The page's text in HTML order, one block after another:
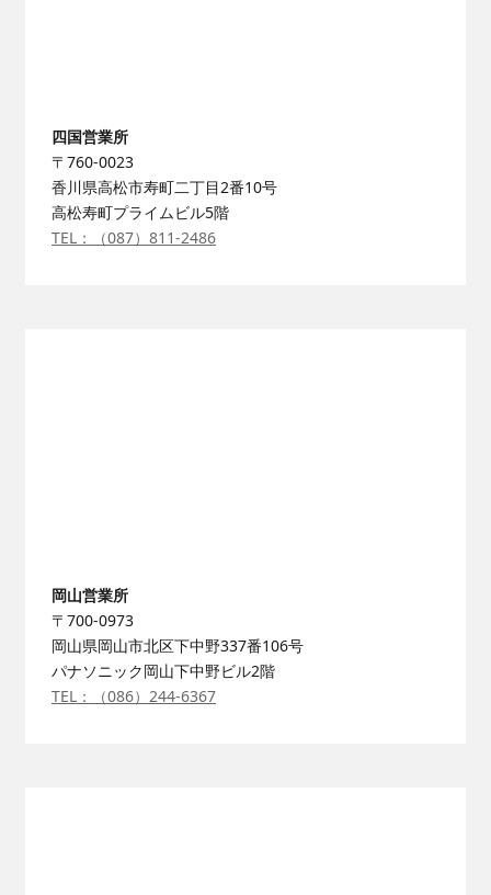
四国営業所
〒760-0023
香川県高松市寿町二丁目2番10号
高松寿町プライムビル5階
TEL：（087）811-2486
岡山営業所
〒700-0973
岡山県岡山市北区下中野337番106号
パナソニック岡山下中野ビル2階
TEL：（086）244-6367